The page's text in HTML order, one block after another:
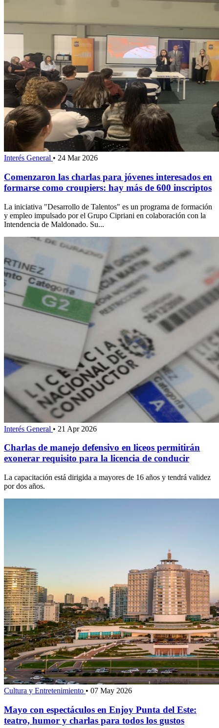
Interés General • 24 Mar 2026
Comenzaron las charlas para jóvenes interesados en
formarse como croupiers: hay más de 600 inscriptos
La iniciativa "Desarrollo de Talentos" es un programa de formación
y empleo impulsado por el Grupo Cipriani en colaboración con la
Intendencia de Maldonado. Su...
Interés General • 21 Apr 2026
Charlas de manejo defensivo en liceos permitirán
exonerar requisito para la licencia de conducir
La capacitación está dirigida a mayores de 16 años y tendrá validez
por dos años.
Cultura y Entretenimiento • 07 May 2026
Mayo con espectáculos en Enjoy Punta del Este:
teatro, humor y charlas para todos los gustos